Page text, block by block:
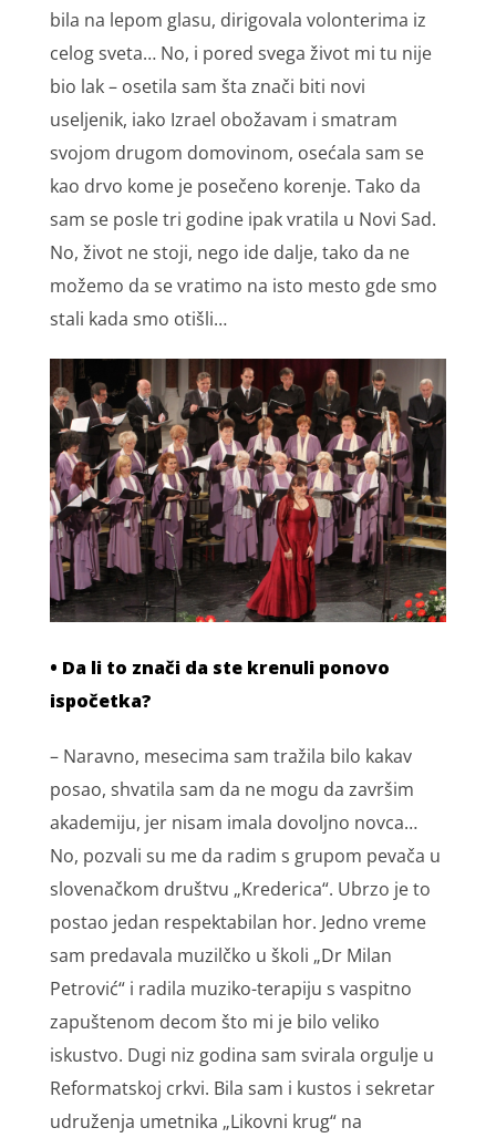
bila na lepom glasu, dirigovala volonterima iz
celog sveta… No, i pored svega život mi tu nije
bio lak – osetila sam šta znači biti novi
useljenik, iako Izrael obožavam i smatram
svojom drugom domovinom, osećala sam se
kao drvo kome je posečeno korenje. Tako da
sam se posle tri godine ipak vratila u Novi Sad.
No, život ne stoji, nego ide dalje, tako da ne
možemo da se vratimo na isto mesto gde smo
stali kada smo otišli…
• Da li to znači da ste krenuli ponovo
ispočetka?
– Naravno, mesecima sam tražila bilo kakav
posao, shvatila sam da ne mogu da završim
akademiju, jer nisam imala dovoljno novca…
No, pozvali su me da radim s grupom pevača u
slovenačkom društvu „Krederica“. Ubrzo je to
postao jedan respektabilan hor. Jedno vreme
sam predavala muzilčko u školi „Dr Milan
Petrović“ i radila muziko-terapiju s vaspitno
zapuštenom decom što mi je bilo veliko
iskustvo. Dugi niz godina sam svirala orgulje u
Reformatskoj crkvi. Bila sam i kustos i sekretar
udruženja umetnika „Likovni krug“ na